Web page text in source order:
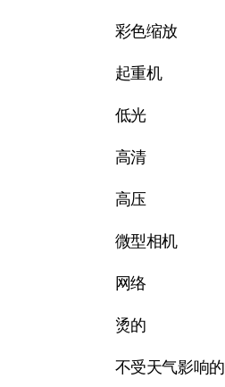
彩色缩放
起重机
低光
高清
高压
微型相机
网络
烫的
不受天气影响的